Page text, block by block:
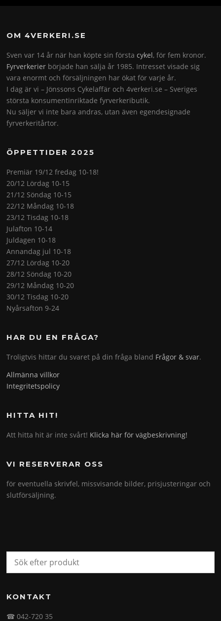
OM 4VERKERI.SE
Sven var 14 år när han köpte sin förstacykel, för fem kronor.
Fyrverkerier började han sälja år 1985. Intresset visade sig
vara enormt och försäljningen har ökat för varje år.
I dag är vi – Jönssons Cykelaffär och 4verkeri.se – Sveriges
största konsumentinriktade fyrverkeributik.
Nu säljer vi inte bara andras, utan även egendesignade
fyrverkeritårtor.
ÖPPETTIDER 2025
Premiär 19/12 fredag 10-18!
20/12 Lördag 10-15
21/12 Söndag 10-15
22/12 Måndag 10-18
23/12 Tisdag 10-18
Julafton 10-14
Juldagen 10-18
Annandag jul 10-18
27/12 Lördag 10-20
28/12 Söndag 10-20
29/12 Måndag 10-20
30/12 Tisdag 10-20
Nyårsafton 9-24
HAR DU EN FRÅGA?
Troligtvis hittar du svaret på din fråga bland Frågor & svar.
Allmänna villkor
Integritetspolicy
HITTA HIT!
Att hitta hit är inte svårt! Klicka här för vägbeskrivning!
VI RESERVERAR OSS
för eventuella skrivfel, missvisande bilder, prisjusteringar och
slutförsäljning.
KONTAKT
☎ 042-720 35